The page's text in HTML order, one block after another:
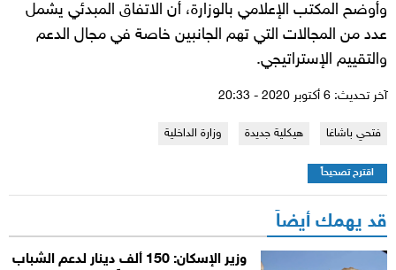
وأوضح المكتب الإعلامي بالوزارة، أن الاتفاق المبدئي يشمل
عدد من المجالات التي تهم الجانبين خاصة في مجال الدعم
والتقييم الإستراتيجي.
آخر تحديث: 6 أكتوبر 2020 - 20:33
فتحي باشاغا هيكلية جديدة وزارة الداخلية
اقترح تصحيحاً
قد يهمك أيضاً
وزير الإسكان: 150 ألف دينار لدعم الشباب